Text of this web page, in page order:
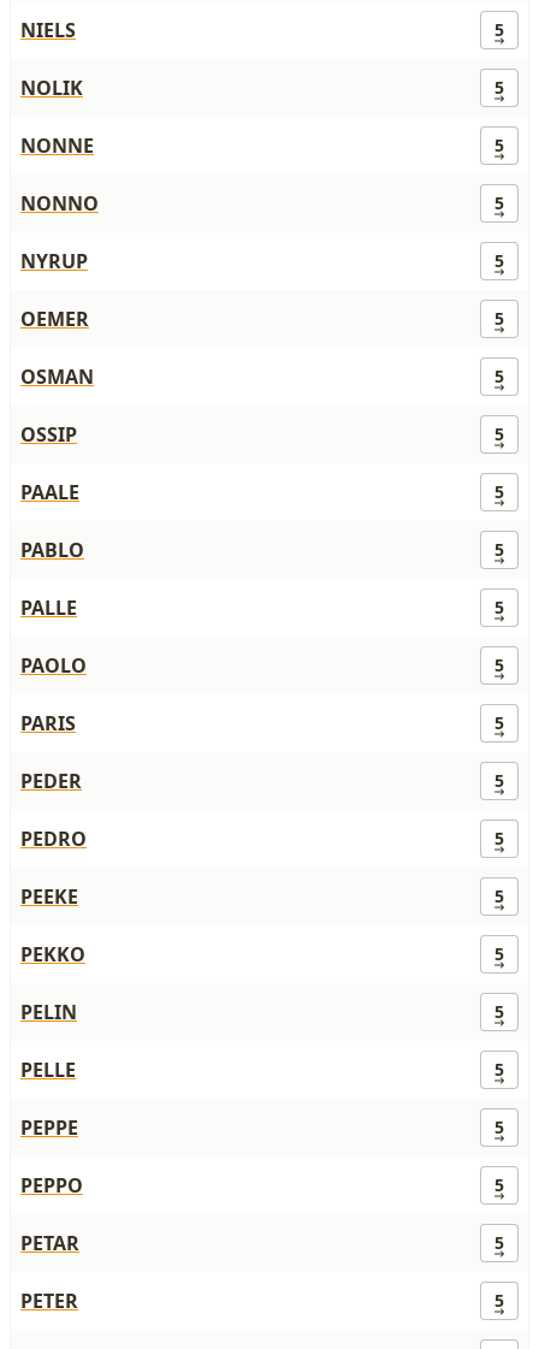
NIELS 5
NOLIK 5
NONNE 5
NONNO 5
NYRUP 5
OEMER 5
OSMAN 5
OSSIP 5
PAALE 5
PABLO 5
PALLE 5
PAOLO 5
PARIS 5
PEDER 5
PEDRO 5
PEEKE 5
PEKKO 5
PELIN 5
PELLE 5
PEPPE 5
PEPPO 5
PETAR 5
PETER 5